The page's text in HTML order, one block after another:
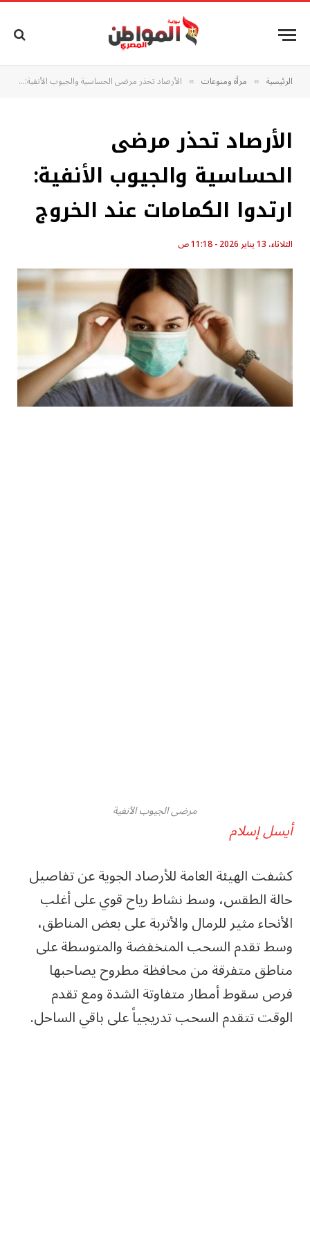
الرئيسية » مرأة ومنوعات » الأرصاد تحذر مرضى الحساسية والجيوب الأنفية: ارتدوا الكمامات عند الخروج
الأرصاد تحذر مرضى
الحساسية والجيوب الأنفية:
ارتدوا الكمامات عند الخروج
الثلاثاء، 13 يناير 2026 - 11:18 ص
مرضى الجيوب الأنفية
أيسل إسلام
كشفت الهيئة العامة للأرصاد الجوية عن تفاصيل
حالة الطقس، وسط نشاط رياح قوي على أغلب
الأنحاء مثير للرمال والأتربة على بعض المناطق،
وسط تقدم السحب المنخفضة والمتوسطة على
مناطق متفرقة من محافظة مطروح يصاحبها
فرص سقوط أمطار متفاوتة الشدة ️ومع تقدم
الوقت تتقدم السحب تدريجياً على باقي الساحل.